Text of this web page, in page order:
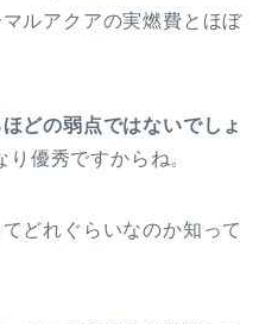
ルアクアの実燃費とほぼ
どの弱点ではないでしょ
優秀ですからね。
どれぐらいなのか知って